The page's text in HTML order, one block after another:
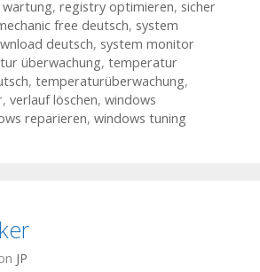
wartung, registry optimieren, sicher
free deutsch, system
deutsch, system monitor
überwachung, temperatur
, temperaturüberwachung,
, verlauf löschen, windows
reparieren, windows tuning
JP